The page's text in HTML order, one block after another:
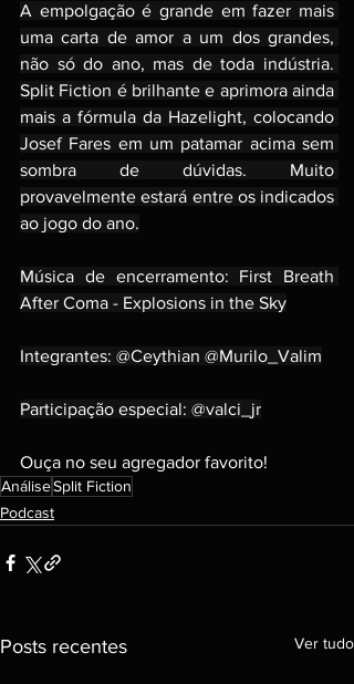
A empolgação é grande em fazer mais
uma carta de amor a um dos grandes,
não só do ano, mas de toda indústria.
Split Fiction é brilhante e aprimora ainda
mais a fórmula da Hazelight, colocando
Josef Fares em um patamar acima sem
sombra de dúvidas. Muito
provavelmente estará entre os indicados
ao jogo do ano.
Música de encerramento: First Breath
After Coma - Explosions in the Sky
Integrantes: @Ceythian @Murilo_Valim
Participação especial: @valci_jr
Ouça no seu agregador favorito!
AnáliseSplit Fiction
Podcast
Posts recentes Ver tudo